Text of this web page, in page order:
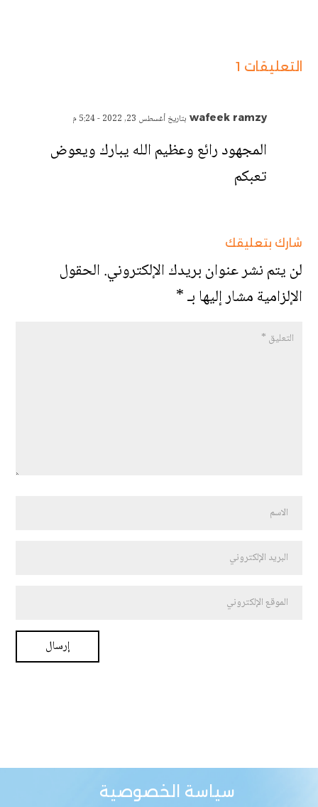
التعليقات 1
wafeek ramzy بتاريخ أغسطس 23, 2022 - 5:24 م
المجهود رائع وعظيم الله يبارك ويعوض
تعبكم
شارك بتعليقك
لن يتم نشر عنوان بريدك الإلكتروني.الحقول
الإلزامية مشار إليها بـ*
سياسة الخصوصية